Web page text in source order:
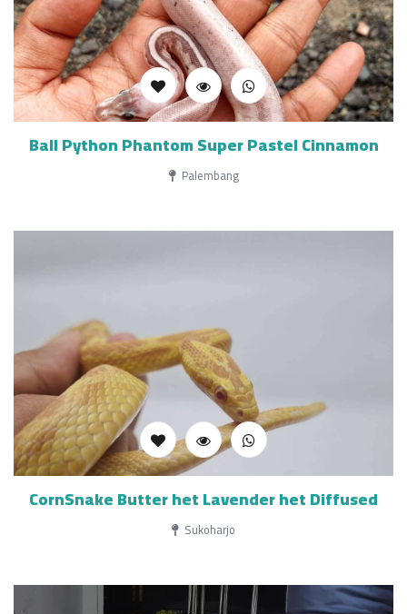
Ball Python Phantom Super Pastel Cinnamon
Palembang
CornSnake Butter het Lavender het Diffused
Sukoharjo